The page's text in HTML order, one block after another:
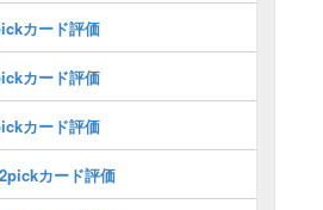
カード評価
カード評価
カード評価
カード評価